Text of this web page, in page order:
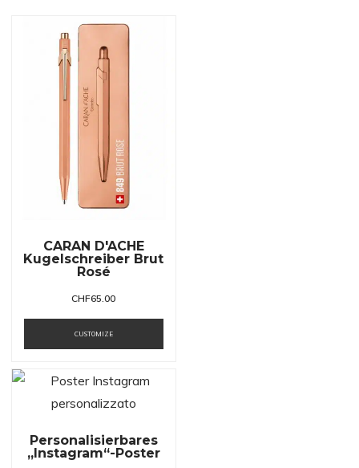
CARAN D'ACHE
Kugelschreiber Brut
Rosé
CHF65.00
CUSTOMIZE
Personalisierbares
„Instagram“-Poster